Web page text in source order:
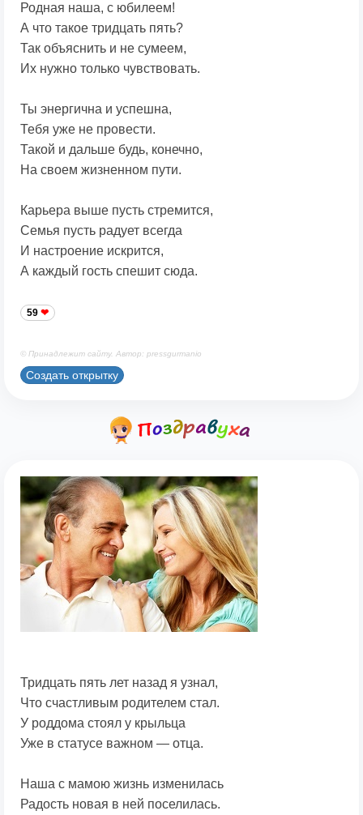
Родная наша, с юбилеем!
А что такое тридцать пять?
Так объяснить и не сумеем,
Их нужно только чувствовать.
Ты энергична и успешна,
Тебя уже не провести.
Такой и дальше будь, конечно,
На своем жизненном пути.
Карьера выше пусть стремится,
Семья пусть радует всегда
И настроение искрится,
А каждый гость спешит сюда.
59
© Принадлежит сайту. Автор: pressgurmanio
Создать открытку
Тридцать пять лет назад я узнал,
Что счастливым родителем стал.
У роддома стоял у крыльца
Уже в статусе важном — отца.
Наша с мамою жизнь изменилась
Радость новая в ней поселилась.